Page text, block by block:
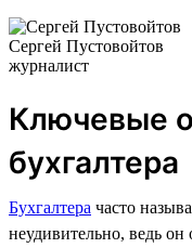
Сергей Пустовойтов
журналист
Ключевые
бухгалтера
Бухгалтера часто
неудивительно, ведь